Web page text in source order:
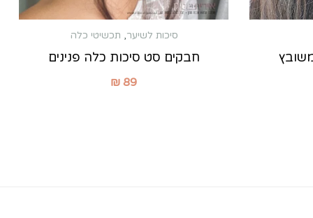
סיכות לשיער, תכשיטי כלה
חבקים סט סיכות כלה פנינים
₪ 89